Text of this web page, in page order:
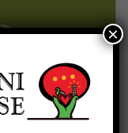
×